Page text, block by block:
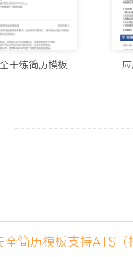
率；通过季度安全通告与
重大合规认证与XXX次客户
级/行业级攻防演练中实现
干练简历模板
全简历模板支持ATS